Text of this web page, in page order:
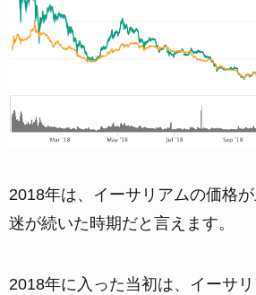
2018年は、イーサリアムの価格
迷が続いた時期だと言えます。
2018年に入った当初は、イーサ